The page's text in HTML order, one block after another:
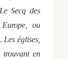
Secq des
ou
églises,
trouvant en